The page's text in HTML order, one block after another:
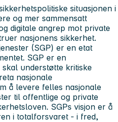
situasjonen i
og mer sammensatt
digitale angrep mot private
nasjonens sikkerhet.
(SGP) er en etat
SGP er en
understøtte kritiske
nasjonale
å levere felles nasjonale
til offentlige og private
SGPs visjon er å
i totalforsvaret - i fred,